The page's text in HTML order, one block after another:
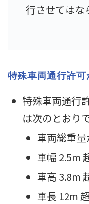
行させてはな
特殊車両通行許可
特殊車両通行
は次のとおりで
車両総重
車幅 2.5m
車高 3.8m
車長 12m